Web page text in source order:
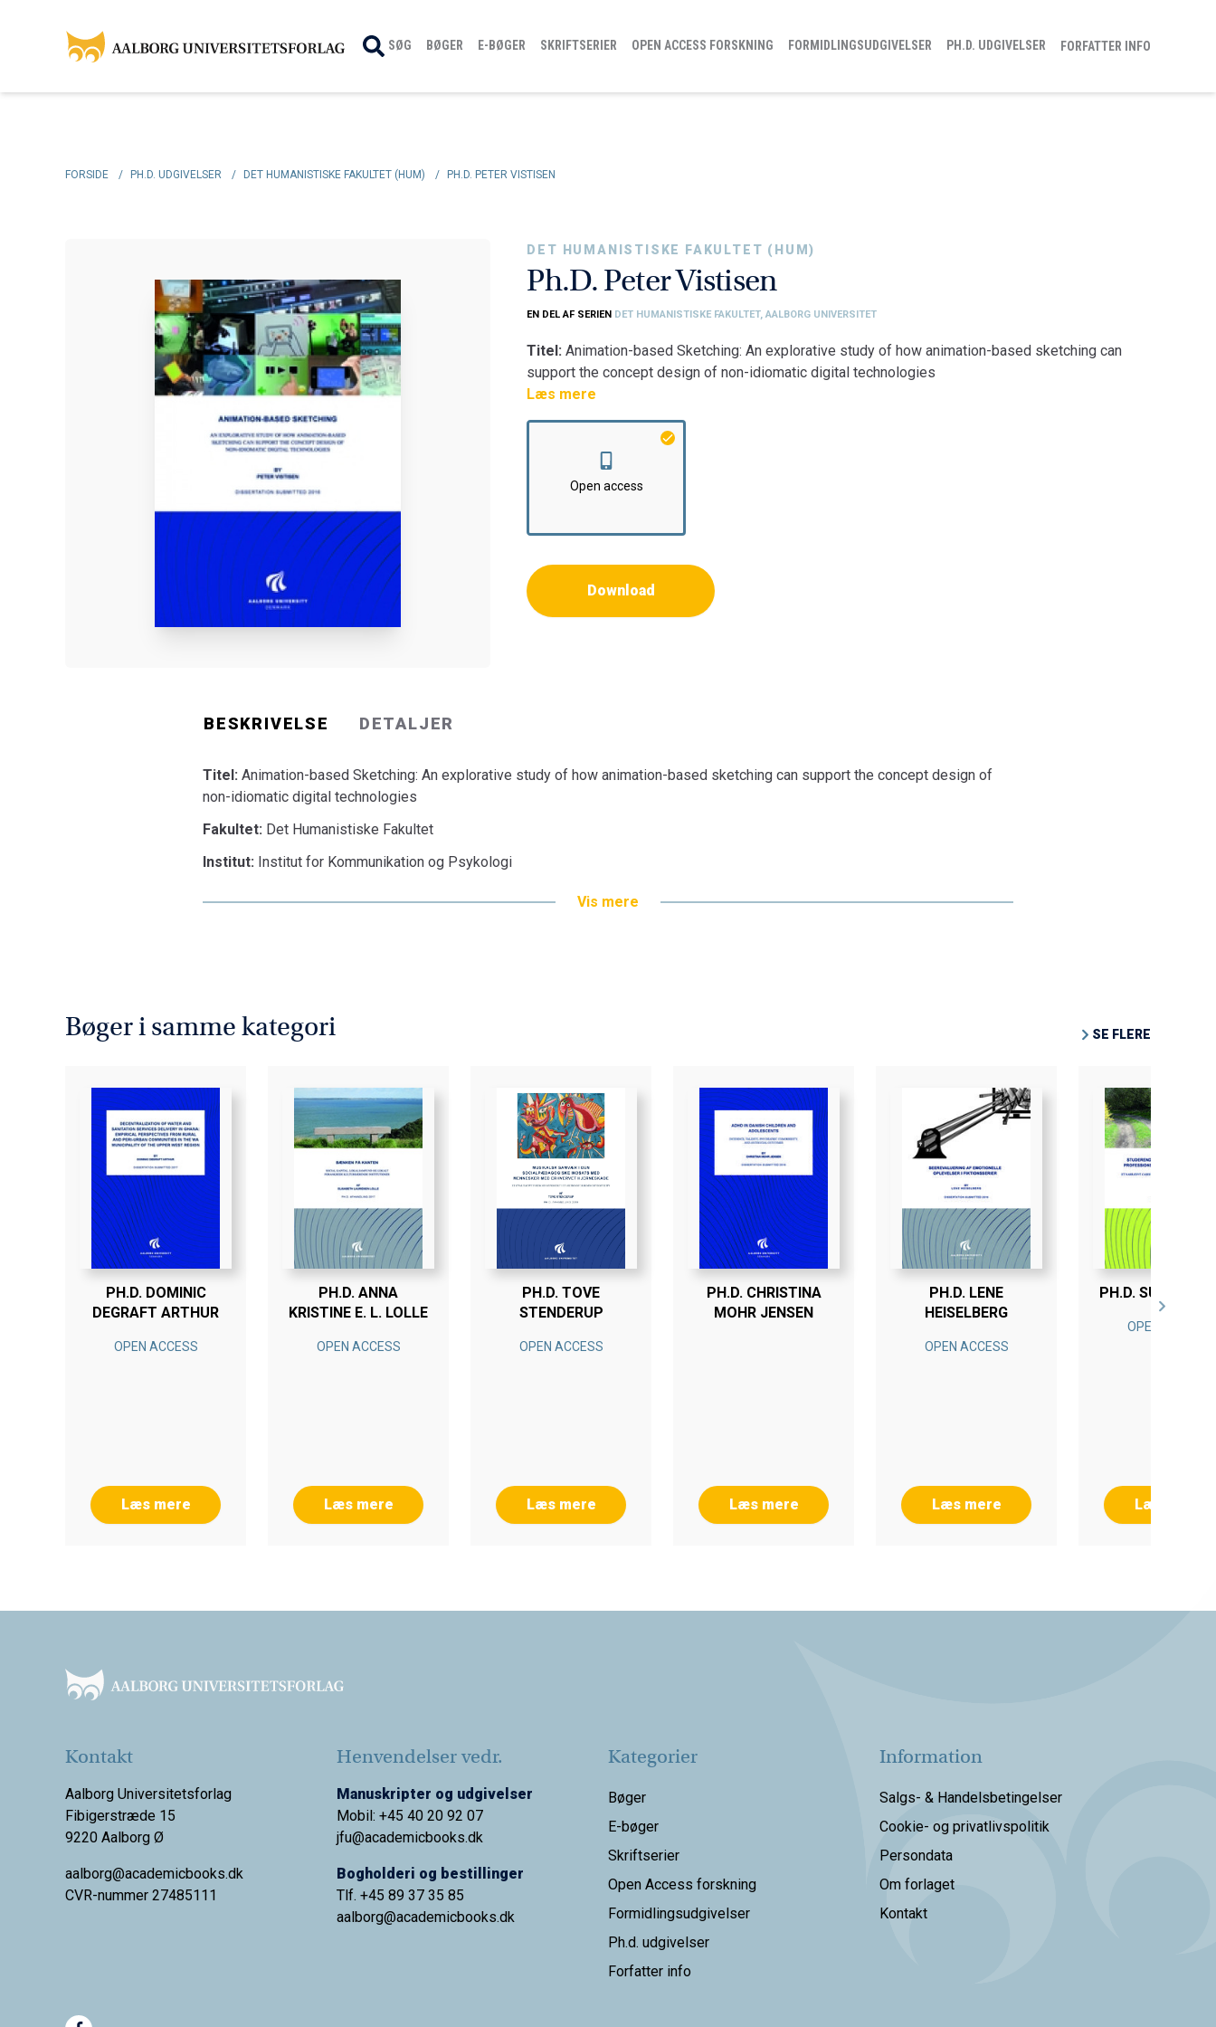
SØG BØGER E-BØGER SKRIFTSERIER OPEN ACCESS FORSKNING FORMIDLINGSUDGIVELSER PH.D. UDGIVELSER FORFATTER INFO
FORSIDE / PH.D. UDGIVELSER / DET HUMANISTISKE FAKULTET (HUM) / PH.D. PETER VISTISEN
DET HUMANISTISKE FAKULTET (HUM)
Ph.D. Peter Vistisen
EN DEL AF SERIEN DET HUMANISTISKE FAKULTET, AALBORG UNIVERSITET
Titel:Animation-based Sketching: An explorative study of how animation-based sketching can
support the concept design of non-idiomatic digital technologies
Fakultet:Det Humanistiske Fakultet
Institut:Institut for Kommunikation og Psykologi
Læs mere
Open access
Download
BESKRIVELSE DETALJER
Titel: Animation-based Sketching: An explorative study of how animation-based sketching can support the concept design of
non-idiomatic digital technologies
Fakultet: Det Humanistiske Fakultet
Institut: Institut for Kommunikation og Psykologi
Vis mere
Bøger i samme kategori SE FLERE
PH.D. DOMINIC
DEGRAFT ARTHUR
OPEN ACCESS
Læs mere
PH.D. ANNA
KRISTINE E. L. LOLLE
OPEN ACCESS
Læs mere
PH.D. TOVE
STENDERUP
OPEN ACCESS
Læs mere
PH.D. CHRISTINA
MOHR JENSEN
Læs mere
PH.D. LENE
HEISELBERG
OPEN ACCESS
Læs mere
PH.D. SUSANNE
OPEN ACCESS
Læs mere
Kontakt
Aalborg Universitetsforlag
Fibigerstræde 15
9220 Aalborg Ø
aalborg@academicbooks.dk
CVR-nummer 27485111
Henvendelser vedr.
Manuskripter og udgivelser
Mobil: +45 40 20 92 07
jfu@academicbooks.dk
Bogholderi og bestillinger
Tlf. +45 89 37 35 85
aalborg@academicbooks.dk
Kategorier
Bøger
E-bøger
Skriftserier
Open Access forskning
Formidlingsudgivelser
Ph.d. udgivelser
Forfatter info
Information
Salgs- & Handelsbetingelser
Cookie- og privatlivspolitik
Persondata
Om forlaget
Kontakt